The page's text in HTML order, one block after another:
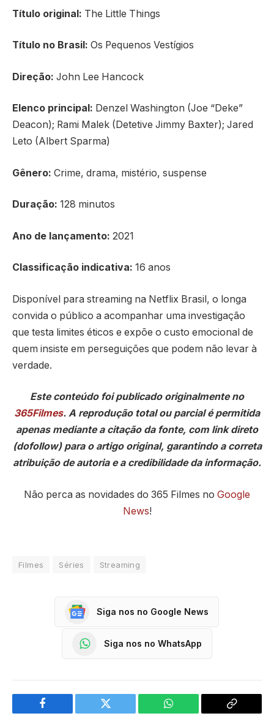
Título original: The Little Things
Título no Brasil: Os Pequenos Vestígios
Direção: John Lee Hancock
Elenco principal: Denzel Washington (Joe “Deke”
Deacon); Rami Malek (Detetive Jimmy Baxter); Jared
Leto (Albert Sparma)
Gênero: Crime, drama, mistério, suspense
Duração: 128 minutos
Ano de lançamento: 2021
Classificação indicativa: 16 anos
Disponível para streaming na Netflix Brasil, o longa
convida o público a acompanhar uma investigação
que testa limites éticos e expõe o custo emocional de
quem insiste em perseguições que podem não levar à
verdade.
Este conteúdo foi publicado originalmente no
365Filmes. A reprodução total ou parcial é permitida
apenas mediante a citação da fonte, com link direto
(dofollow) para o artigo original, garantindo a correta
atribuição de autoria e a credibilidade da informação.
Não perca as novidades do 365 Filmes no Google
News!
Filmes Séries Streaming
Siga nos no Google News
Siga nos no WhatsApp
Facebook Twitter WhatsApp Copy